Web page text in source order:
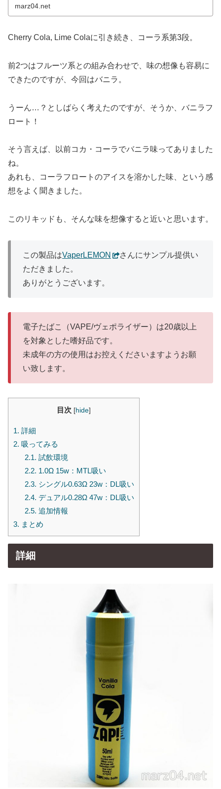
marz04.net
Cherry Cola, Lime Colaに引き続き、コーラ系第3段。
前2つはフルーツ系との組み合わせで、味の想像も容易に
できたのですが、今回はバニラ。
うーん…？としばらく考えたのですが、そうか、バニラフ
ロート！
そう言えば、以前コカ・コーラでバニラ味ってありました
ね。
あれも、コーラフロートのアイスを溶かした味、という感
想をよく聞きました。
このリキッドも、そんな味を想像すると近いと思います。
この製品はVaperLEMON
さんにサンプル提供い
ただきました。
ありがとうございます。
電子たばこ（VAPE/ヴェポライザー）は20歳以上
を対象とした嗜好品です。
未成年の方の使用はお控えくださいますようお願
い致します。
目次 [hide]
1. 詳細
2. 吸ってみる
2.1. 試飲環境
2.2. 1.0Ω 15w：MTL吸い
2.3. シングル0.63Ω 23w：DL吸い
2.4. デュアル0.28Ω 47w：DL吸い
2.5. 追加情報
3. まとめ
詳細